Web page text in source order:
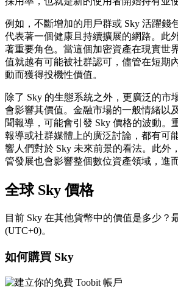
例如，不斷增加的用戶群或 Sky 活躍錢
代表著一個健康且持續擴展的網路。此
著重要角色。當這個加密資產在現實世
值就越有可能被社群認可，儘管在短期
動而獲得投機性價值。
除了 Sky 的生態系統之外，更廣泛的市
會影響其價值。金融市場的一般情緒以
聞報導，可能會引發 Sky 價格的波動。
報導或社群媒體上的廣泛討論，都有可
響人們對於 Sky 未來前景的看法。此外
管發展也會影響整個數位資產領域，進
全球 Sky 價格
目前 Sky 在其他貨幣中的價值是多少？
(UTC+0)。
如何購買 Sky